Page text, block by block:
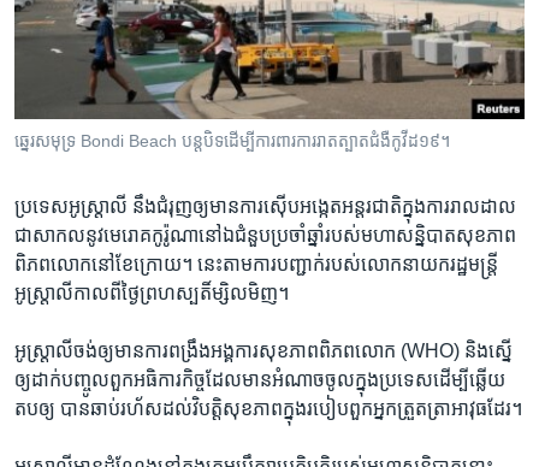
រចនា
ទំព័រ​
ស្វែង​
រក
Khmer English
បណ្តាញ​សង្គម
ភាសា
ឆ្នេរសមុទ្រ Bondi Beach​ បន្តបិទ​ដើម្បី​ការពារ​ការរាតត្បាតជំងឺកូវីដ​១៩។
ប្រទេស​អូស្រ្តាលី ​នឹងជំរុញ​ឲ្យមាន​ការស៊ើប​អង្កេត​អន្តរជាតិ​ក្នុងការរាល​ដាល​
ជាសាកល​នូវមេរោគ​កូរ៉ូណា​នៅ​ឯជំនួប​ប្រចាំឆ្នាំ​របស់​មហា​សន្និបាត​សុខភាព​
ពិភពលោក​នៅខែ​ក្រោយ។ នេះតាម​ការបញ្ជាក់​របស់​លោក​នាយក​រដ្ឋមន្រ្តី​
អូស្រ្តាលីកាល​ពីថ្ងៃ​ព្រហស្បតិ៍​ម្សិលមិញ។
អូស្រ្តាលីចង់ឲ្យមាន​ការពង្រឹង​អង្គការ​សុខភាព​ពិភពលោក (WHO) និងស្នើ​
ឲ្យដាក់​បញ្ចូល​ពួក​អធិការ​កិច្ច​ដែល​មាន​អំណាច​ចូល​ក្នុង​ប្រទេស​ដើម្បី​ឆ្លើយ​
តប​ឲ្យ បាន​ឆាប់​រហ័ស​ដល់​វិបត្តិ​សុខភាព​ក្នុងរបៀប​ពួកអ្នក​ត្រួតត្រា​អាវុធ​ដែរ។